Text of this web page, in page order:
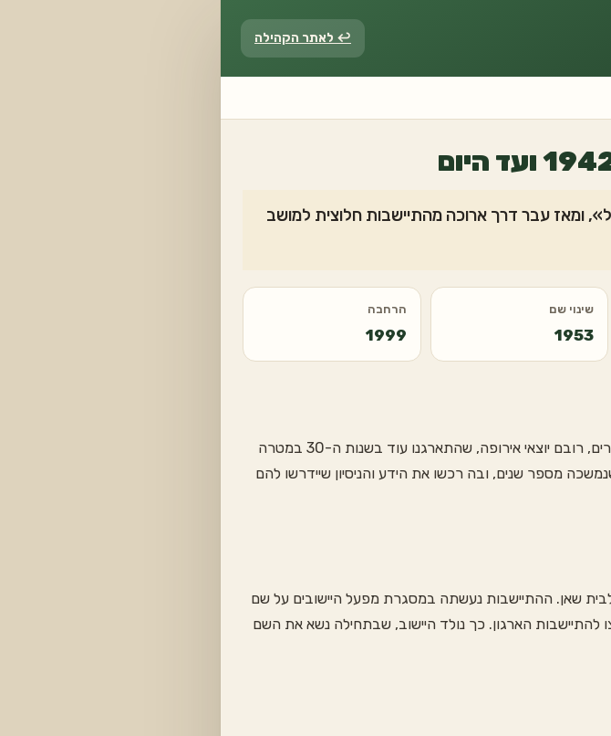
↩ לאתר הקהילה
חברי «ארגון הגליל», ומאז עבר דרך ארוכה מהתיישבות חלוצית למושב
שינוי שם
1953
הרחבה
1999
שורשיו של מושב רמת צבי נטועים ב«ארגון הגליל» — קבוצת צעירים, רובם יוצאי אירופה, שהתארגנו עוד בשנות ה-30 במטרה
מספר שנים, ובה רכשו את הידע והניסיון שיידרשו להם
לבית שאן. ההתיישבות נעשתה במסגרת מפעל היישובים על שם
שבמסגרתו נרכשו כ-6,000 דונם והוקצו להתיישבות הארגון. כך נולד היישוב, שבתחילה נשא את השם